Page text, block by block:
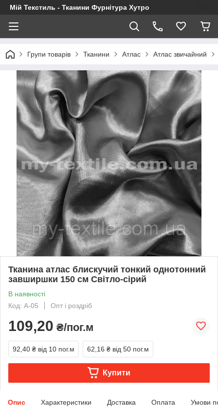
Мій Текстиль - Тканини Фурнітура Хутро
Групи товарів Тканини Атлас Атлас звичайний
Тканина атлас блискучий тонкий однотонний
завширшки 150 см Світло-сірий
В наявності
Код: A-05
Опт і роздріб
109,20 ₴/пог.м
92,40 ₴ від 10 пог.м 62,16 ₴ від 50 пог.м
Купити
Опис Характеристики Доставка Оплата Умови